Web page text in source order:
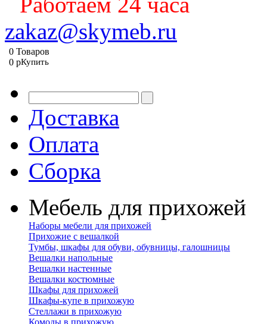
zakaz@skymeb.ru
0 Товаров
0 pКупить
Доставка
Оплата
Сборка
Мебель для прихожей
Наборы мебели для прихожей
Прихожие с вешалкой
Тумбы, шкафы для обуви, обувницы, галошницы
Вешалки напольные
Вешалки настенные
Вешалки костюмные
Шкафы для прихожей
Шкафы-купе в прихожую
Стеллажи в прихожую
Комоды в прихожую